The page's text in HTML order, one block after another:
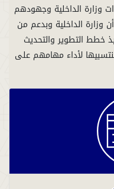
وزارة الداخلية وجهودهم
وزارة الداخلية وبدعم من
خطط التطوير والتحديث
لأداء مهامهم على